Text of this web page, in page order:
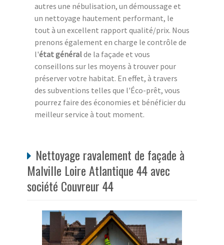
autres une nébulisation, un démoussage et
un nettoyage hautement performant, le
tout à un excellent rapport qualité/prix. Nous
prenons également en charge le contrôle de
l'état généralde la façade et vous
conseillons sur les moyens à trouver pour
préserver votre habitat. En effet, à travers
des subventions telles que l'Éco-prêt, vous
pourrez faire des économies et bénéficier du
meilleur service à tout moment.
Nettoyage ravalement de façade à
Malville Loire Atlantique 44 avec
société Couvreur 44